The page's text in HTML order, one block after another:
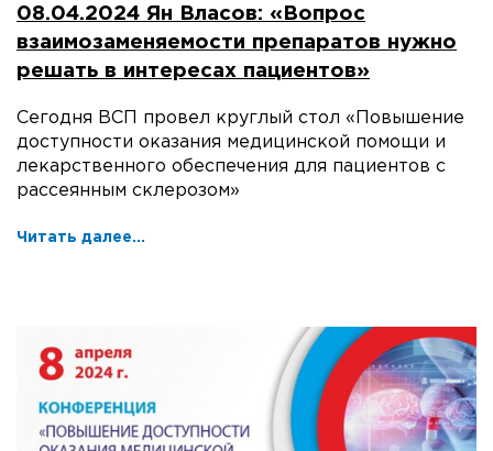
08.04.2024 Ян Власов: «Вопрос
взаимозаменяемости препаратов нужно
решать в интересах пациентов»
Сегодня ВСП провел круглый стол «Повышение
доступности оказания медицинской помощи и
лекарственного обеспечения для пациентов с
рассеянным склерозом»
Читать далее...